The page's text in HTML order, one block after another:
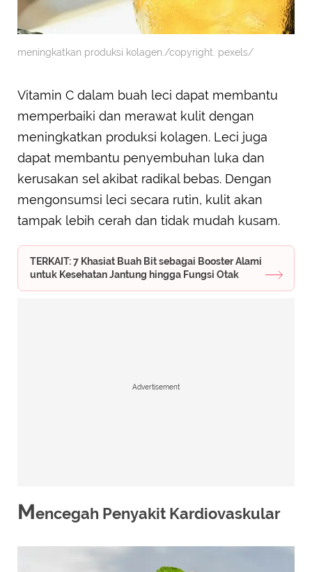
meningkatkan produksi kolagen./copyright. pexels/
Vitamin C dalam buah leci dapat membantu
memperbaiki dan merawat kulit dengan
meningkatkan produksi kolagen. Leci juga
dapat membantu penyembuhan luka dan
kerusakan sel akibat radikal bebas. Dengan
mengonsumsi leci secara rutin, kulit akan
tampak lebih cerah dan tidak mudah kusam.
TERKAIT: 7 Khasiat Buah Bit sebagai Booster Alami
untuk Kesehatan Jantung hingga Fungsi Otak
Advertisement
Mencegah Penyakit Kardiovaskular